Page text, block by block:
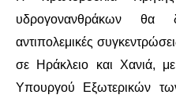
ΑΝΑΤΟΛΙΚΉ
υδρογονανθράκων
αντιπολεμικές
σε Ηράκλειο και Χανιά,
Υπουργού Εξωτερικών